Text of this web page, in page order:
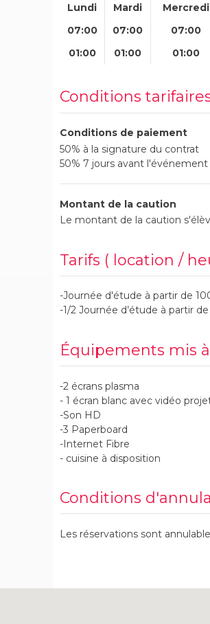
Lundi Mardi Mercredi
07:00
07:00 07:00
01:00
01:00 01:00
Conditions
Conditions de paiement
50% à la signature du contrat
50% 7 jours avant l'événement
Montant de la caution
Le montant de la caution
Tarifs ( location /
-Journée d'étude à partir de
-1/2 Journée d’étude à partir
Équipements mis
-2 écrans plasma
- 1 écran blanc avec vidéo
-Son HD
-3 Paperboard
-Internet Fibre
- cuisine à disposition
Conditions
Les réservations sont